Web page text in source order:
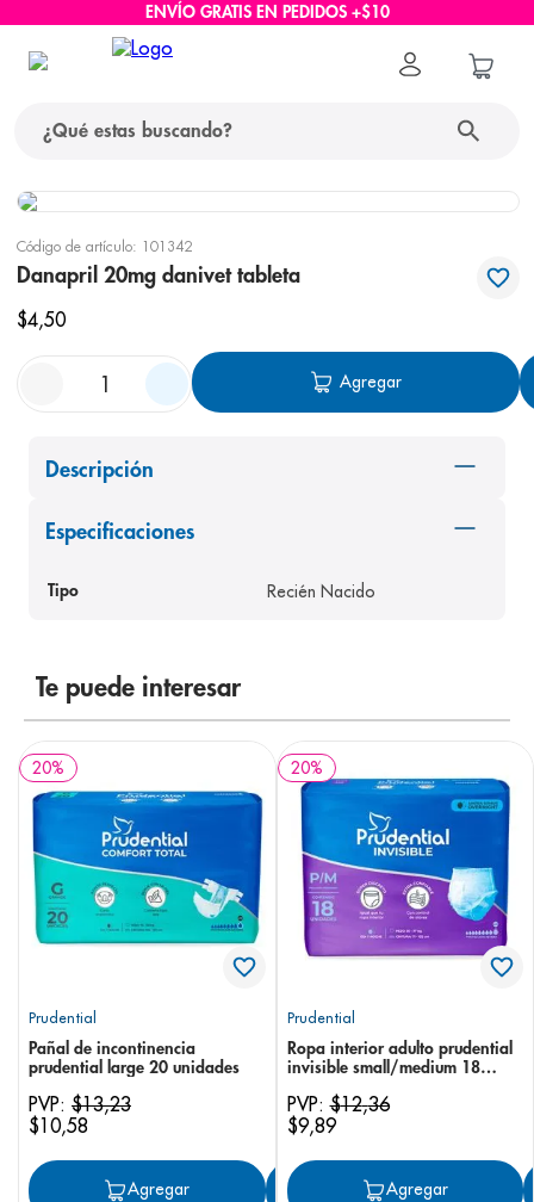
ENVÍO GRATIS EN PEDIDOS +$10
Código de artículo: 101342
Danapril 20mg danivet tableta
$4,50
Agregar
Descripción
Especificaciones
Tipo Recién Nacido
Te puede interesar
20%
Prudential
Pañal de incontinencia
prudential large 20 unidades
PVP: $13,23
$10,58
Agregar Agregar
20%
Prudential
Ropa interior adulto prudential
invisible small/medium 18
PVP:$12,36
$9,89
Agregar
términos más buscados
1. protector solar
2.
3. eucerin
cerave
6. bioderma
shampoo
9.